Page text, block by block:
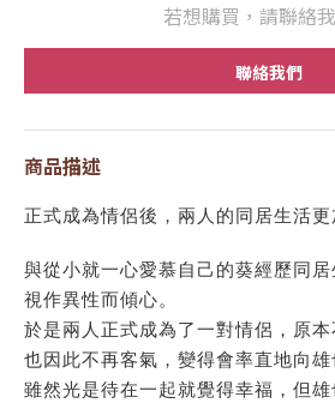
若想購買，請聯絡
聯絡我們
商品描述
正式成為情侶後，兩人的同居生活更
與從小就一心愛慕自己的葵經歷同
視作異性而傾心。
於是兩人正式成為了一對情侶，原
也因此不再客氣，變得會率直地向雄
雖然光是待在一起就覺得幸福，但